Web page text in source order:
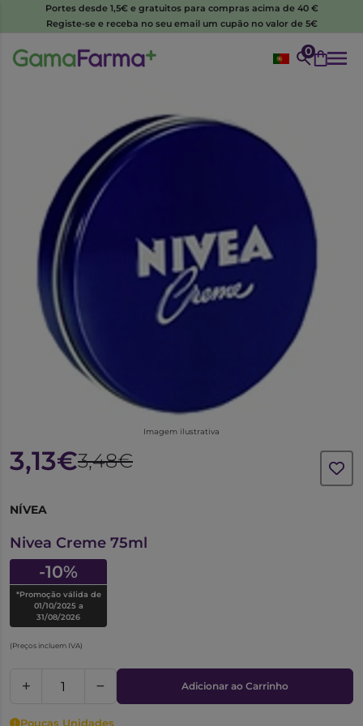
Portes desde 1,5€ e gratuitos para compras acima de 40 €
Registe-se e receba no seu email um cupão no valor de 5€
0
Imagem ilustrativa
3,13€3,48€
NÍVEA
Nivea Creme 75ml
-10%
*Promoção válida de
01/10/2025 a
31/08/2026
(Preços incluem IVA)
Adicionar ao Carrinho
Poucas Unidades